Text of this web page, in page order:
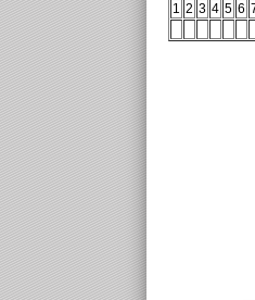
1 2 3 4 5 6